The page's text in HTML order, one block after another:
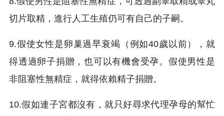
切片取精，進行人工生殖仍可有自己的子嗣。
9.假使女性是卵巢過早衰竭（例如40歲以前），就
得透過卵子捐贈，也可以有機會受孕。假使男性是
非阻塞性無精症，就得依賴精子捐贈。
10.假如連子宮都沒有，就只好尋求代理孕母的幫忙